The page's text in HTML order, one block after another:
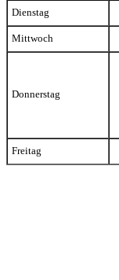
Dienstag
Mittwoch
Donnerstag
Freitag